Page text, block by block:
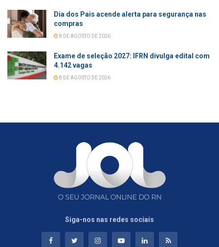
Dia dos Pais acende alerta para segurança nas
compras
8 DE AGOSTO DE 2026
Exame de seleção 2027: IFRN divulga edital com
4.142 vagas
8 DE AGOSTO DE 2026
Siga-nos nas redes sociais